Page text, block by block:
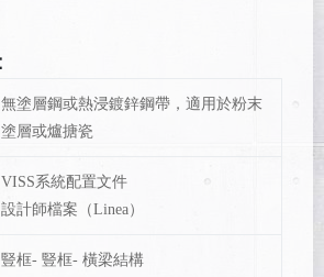
無塗層鋼或熱浸鍍鋅鋼帶，適用於粉末
塗層或爐搪瓷
VISS系統配置文件
設計師檔案（Linea）
豎框- 豎框- 橫梁結構